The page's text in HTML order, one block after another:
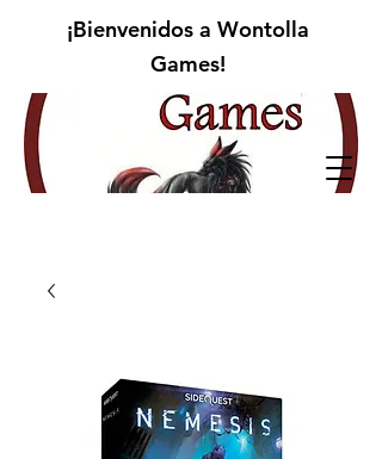
¡Bienvenidos a Wontolla
Games!